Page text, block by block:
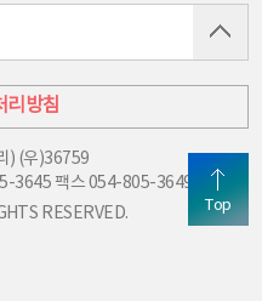
리방침
) (우)36759
3645 팩스054-805-3649
RESERVED.
Top